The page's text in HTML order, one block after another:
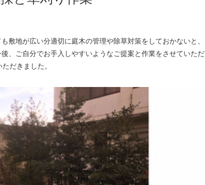
地が広い分適切に庭木の管理や除草対策をしておかないと、
、ご自分でお手入しやすいようなご提案と作業をさせていただ
ただきました。